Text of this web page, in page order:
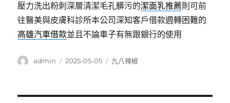
壓力洗出粉刺深層清潔毛孔髒污的潔面乳推薦則可前
往醫美與皮膚科診所本公司深知客戶借款週轉困難的
高雄汽車借款並且不論車子有無跟銀行的使用
作
admin
發
2025-05-05
分
九八辣椒